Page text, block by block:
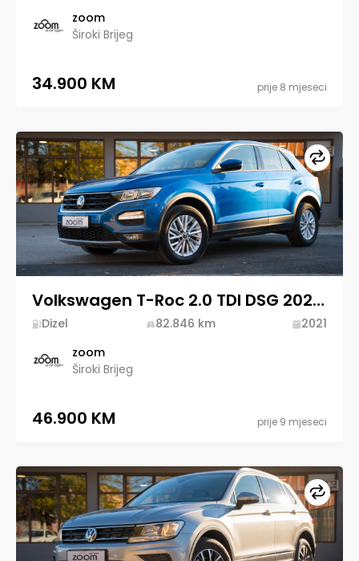
zoom
Široki Brijeg
34.900 KM prije 8 mjeseci
Volkswagen T-Roc 2.0 TDI DSG 2021 Diesel
Dizel 82.846 km
2021
zoom
Široki Brijeg
46.900 KM prije 9 mjeseci